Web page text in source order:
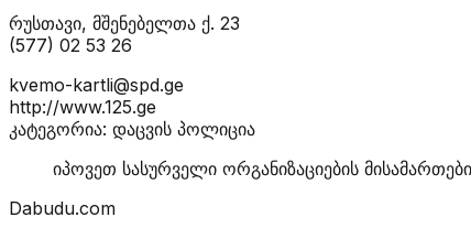
რუსთავი, მშენებელთა ქ. 23
(577) 02 53 26
kvemo-kartli@spd.ge
http://www.125.ge
კატეგორია: დაცვის პოლიცია
იპოვეთ სასურველი ორგანიზაციების
Dabudu.com